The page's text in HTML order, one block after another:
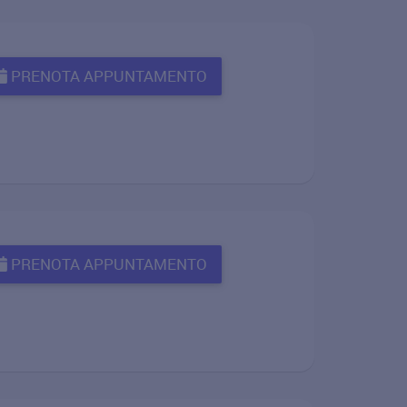
PRENOTA APPUNTAMENTO
PRENOTA APPUNTAMENTO